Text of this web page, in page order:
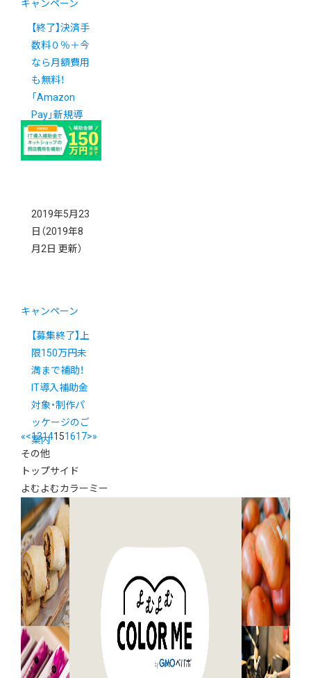
キャンペーン
【終了】決済手
数料０％＋今
なら月額費用
も無料！
「Amazon
Pay」新規導
入ダブルキャ
ンペーン
2019年5月23
日 （2019年8
月2日 更新）
キャンペーン
【募集終了】上
限150万円未
満まで補助！
IT導入補助金
対象・制作パ
ッケージのご
案内
«<1314151617>»
その他
トップサイド
よむよむカラーミー